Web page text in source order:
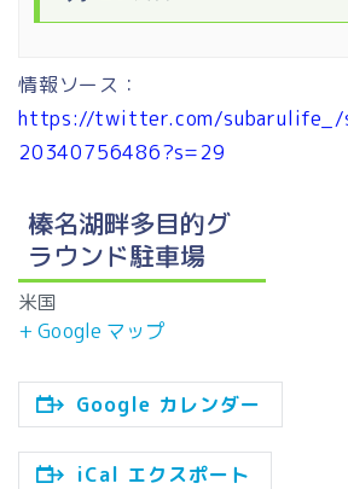
情報ソース：
https://twitter.com/
20340756486?s=29
榛名湖畔多目的グ
ラウンド駐車場
米国
+ Google マップ
Google カレンダー
iCal エクスポート